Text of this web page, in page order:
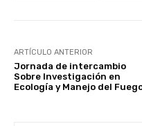
ARTÍCULO ANTERIOR
Jornada de intercambio
Sobre Investigación en
Ecología y Manejo del